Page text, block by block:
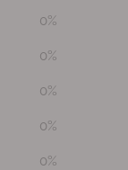
0%
0%
0%
0%
0%